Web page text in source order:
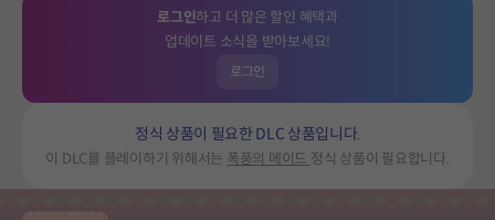
로그인하고 더 많은 할인 혜택과
업데이트 소식을 받아보세요!
로그인
정식 상품이 필요한 DLC 상품입니다.
이 DLC를 플레이하기 위해서는 폭풍의 메이드 정식 상품이 필요합니다.